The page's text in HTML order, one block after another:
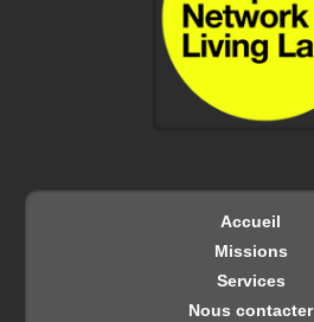
Accueil
Missions
Services
Nous contacter